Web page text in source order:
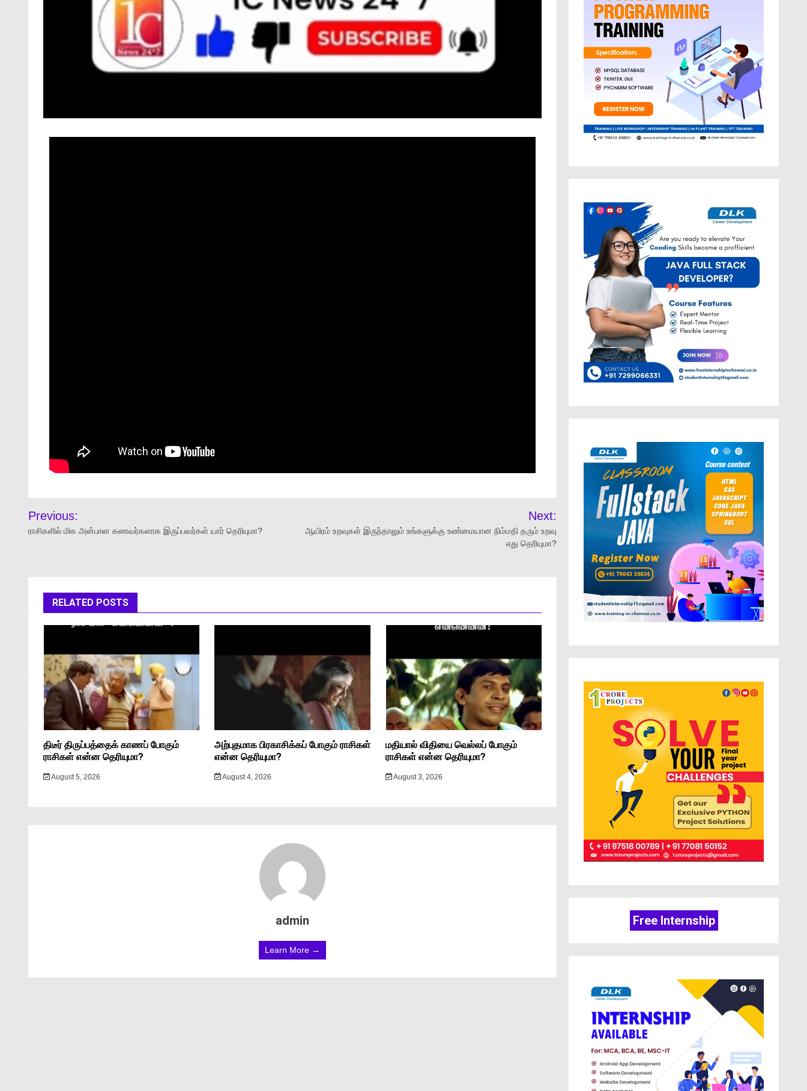
Previous:
ராசிகளில் மிக அன்பான கணவர்களாக இருப்பவர்கள் யார் தெரியுமா?
Next:
ஆயிரம் உறவுகள் இருந்தாலும் உங்களுக்கு உண்மையான நிம்மதி தரும் உறவு
எது தெரியுமா?
RELATED POSTS
திடீர் திருப்பத்தைக் காணப் போகும்
ராசிகள் என்ன தெரியுமா?
August 5, 2026
அற்புதமாக பிரகாசிக்கப் போகும் ராசிகள்
என்ன தெரியுமா?
August 4, 2026
மதியால் விதியை வெல்லப் போகும்
ராசிகள் என்ன தெரியுமா?
August 3, 2026
admin
Learn More →
Free Internship